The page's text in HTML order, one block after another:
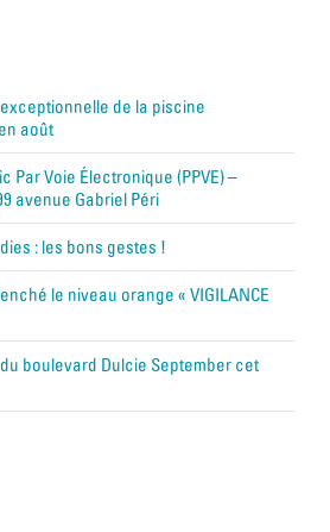
de la piscine
août
Par Voie Électronique (PPVE) –
avenue Gabriel Péri
: les bons gestes !
le niveau orange « VIGILANCE
boulevard Dulcie September cet